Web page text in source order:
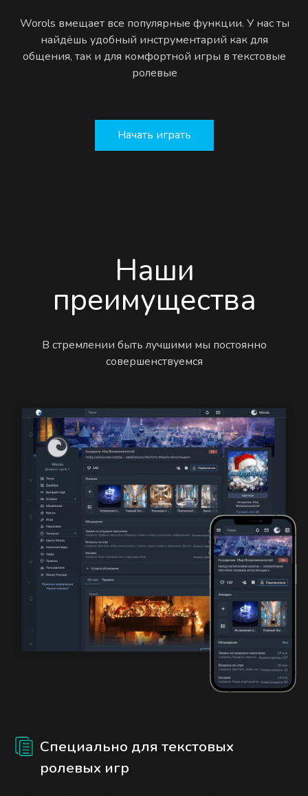
Worols вмещает все популярные функции. У нас ты
найдёшь удобный инструментарий как для
общения, так и для комфортной игры в текстовые
ролевые
Начать играть
Наши
преимущества
В стремлении быть лучшими мы постоянно
совершенствуемся
Специально для текстовых
ролевых игр